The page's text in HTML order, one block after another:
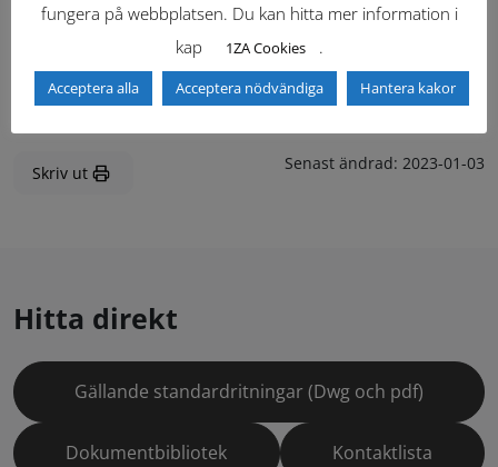
Logga in
Skriv ut Senast ändrad: 2023-01-03
Hitta direkt
Gällande standardritningar (Dwg och pdf)
Dokumentbibliotek Kontaktlista
fungera på webbplatsen. Du kan hitta mer information i
kap
1ZA Cookies .
Acceptera alla Acceptera nödvändiga Hantera kakor